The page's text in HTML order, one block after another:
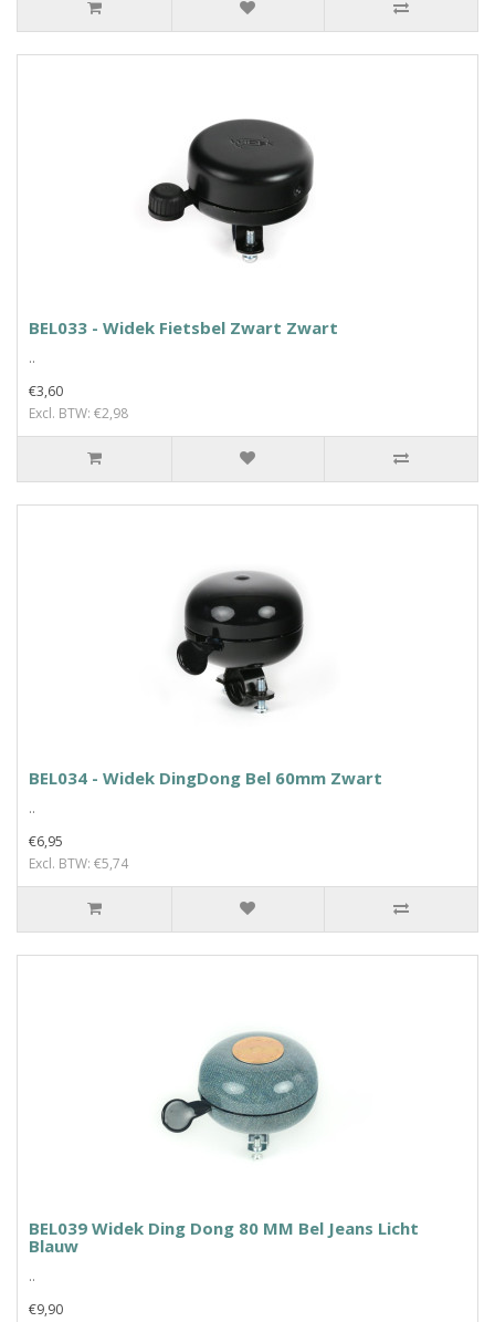
BEL033 - Widek Fietsbel Zwart Zwart
..
€3,60
Excl. BTW: €2,98
BEL034 - Widek DingDong Bel 60mm Zwart
..
€6,95
Excl. BTW: €5,74
BEL039 Widek Ding Dong 80 MM Bel Jeans Licht
Blauw
..
€9,90